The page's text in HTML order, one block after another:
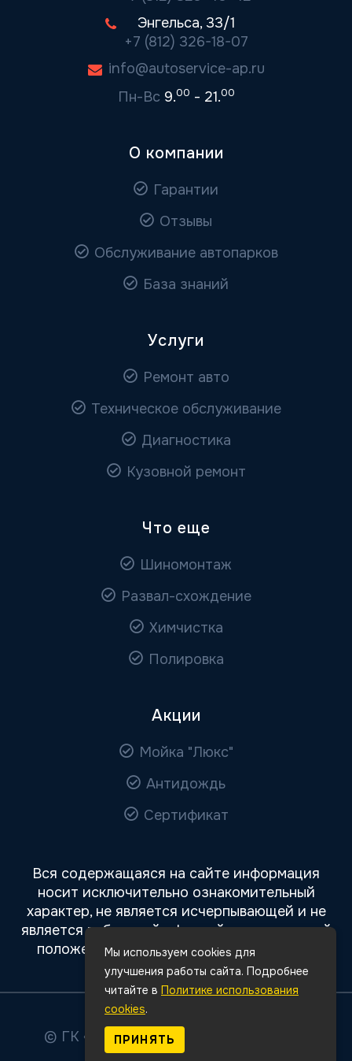
Энгельса, 33/1
+7 (812) 326-18-07
info@autoservice-ap.ru
Пн-Вс 9.00 - 21.00
О компании
Гарантии
Отзывы
Обслуживание автопарков
База знаний
Услуги
Ремонт авто
Техническое обслуживание
Диагностика
Кузовной ремонт
Что еще
Шиномонтаж
Развал-схождение
Химчистка
Полировка
Акции
Мойка "Люкс"
Антидождь
Сертификат
Вся содержащаяся на сайте информация
носит исключительно ознакомительный
характер, не является исчерпывающей и не
является публичной офертой, определяемой
положениями статьи 437 Гражданского
кодекса РФ.
© ГК «Авто Премиум»
защищены.
Мы используем cookies для
улучшения работы сайта. Подробнее
читайте в Политике использования
cookies.
ПРИНЯТЬ